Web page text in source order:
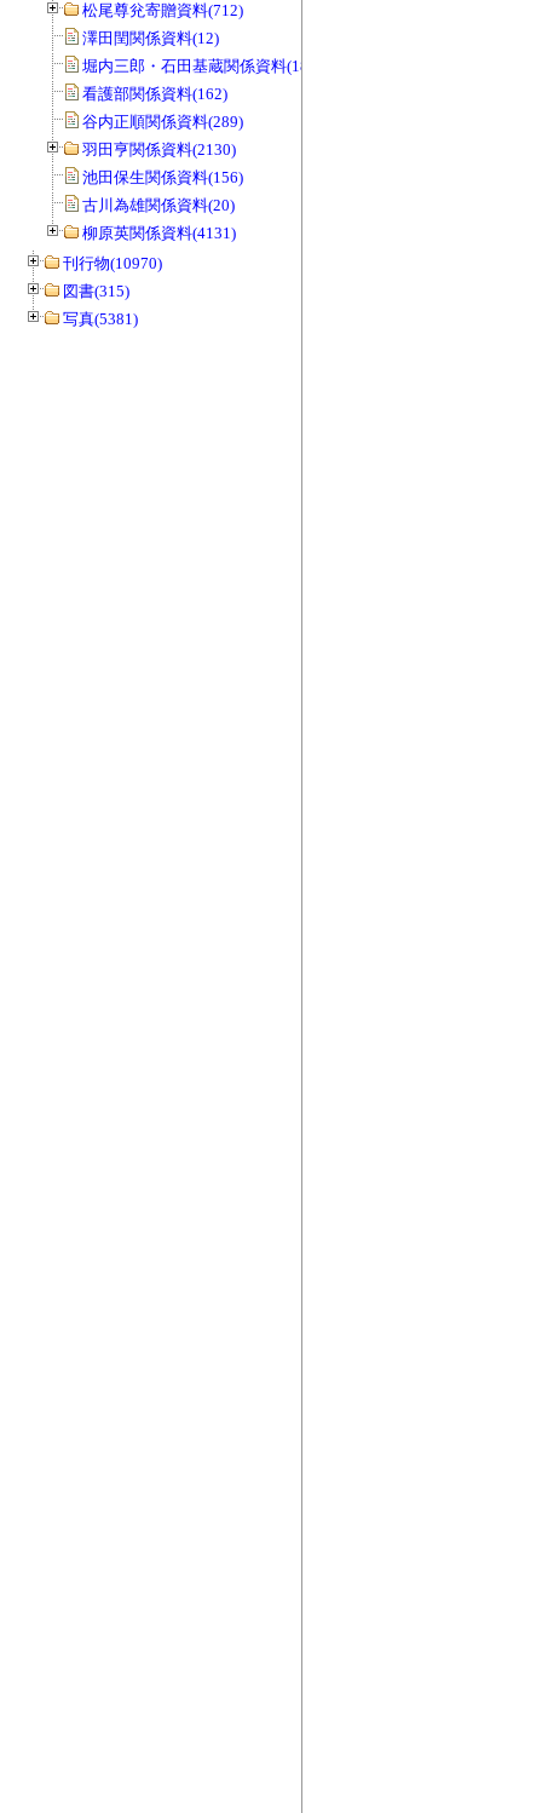
松尾尊兊寄贈資料(712)
澤田閏関係資料(12)
堀内三郎・石田基蔵関係資料(189)
看護部関係資料(162)
谷内正順関係資料(289)
羽田亨関係資料(2130)
池田保生関係資料(156)
古川為雄関係資料(20)
柳原英関係資料(4131)
刊行物(10970)
図書(315)
写真(5381)